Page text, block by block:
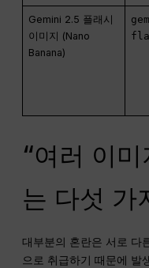
Gemini 2.5 플래시
이미지 (Nano
Banana)
“여러 이
는 다섯 가
대부분의 혼란은 서로 다
으로 취급하기 때문에 발